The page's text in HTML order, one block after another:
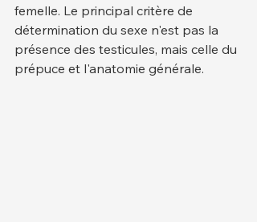
femelle. Le principal critère de
détermination du sexe n'est pas la
présence des testicules, mais celle du
prépuce et l'anatomie générale.